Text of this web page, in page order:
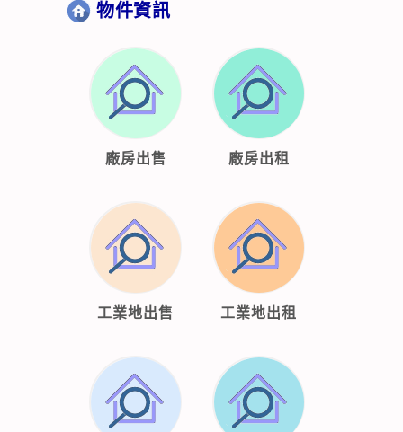
物件資訊
廠房出售 廠房出租
工業地出售 工業地出租